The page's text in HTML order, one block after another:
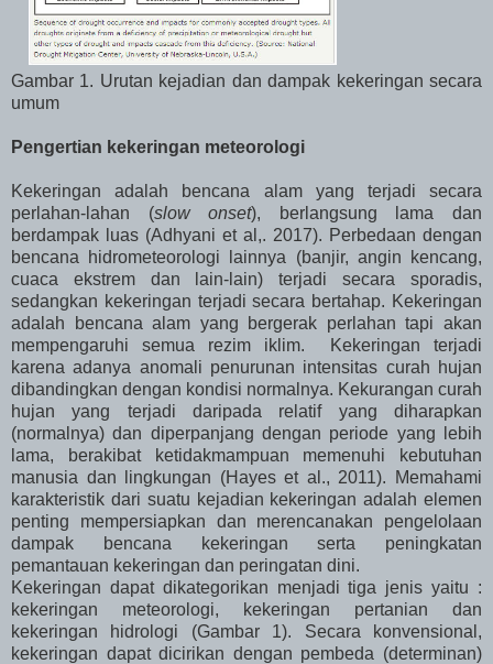
Gambar 1. Urutan kejadian dan dampak kekeringan secara
umum
Pengertian kekeringan meteorologi
Kekeringan adalah bencana alam yang terjadi secara
perlahan-lahan (slow onset), berlangsung lama dan
berdampak luas (Adhyani et al,. 2017). Perbedaan dengan
bencana hidrometeorologi lainnya (banjir, angin kencang,
cuaca ekstrem dan lain-lain) terjadi secara sporadis,
sedangkan kekeringan terjadi secara bertahap. Kekeringan
adalah bencana alam yang bergerak perlahan tapi akan
mempengaruhi semua rezim iklim. Kekeringan terjadi
karena adanya anomali penurunan intensitas curah hujan
dibandingkan dengan kondisi normalnya. Kekurangan curah
hujan yang terjadi daripada relatif yang diharapkan
(normalnya) dan diperpanjang dengan periode yang lebih
lama, berakibat ketidakmampuan memenuhi kebutuhan
manusia dan lingkungan (Hayes et al., 2011). Memahami
karakteristik dari suatu kejadian kekeringan adalah elemen
penting mempersiapkan dan merencanakan pengelolaan
dampak bencana kekeringan serta peningkatan
pemantauan kekeringan dan peringatan dini.
Kekeringan dapat dikategorikan menjadi tiga jenis yaitu :
kekeringan meteorologi, kekeringan pertanian dan
kekeringan hidrologi (Gambar 1). Secara konvensional,
kekeringan dapat dicirikan dengan pembeda (determinan)